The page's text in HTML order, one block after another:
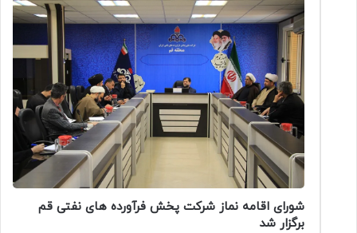
شورای اقامه نماز شرکت پخش فرآورده های نفتی قم
برگزار شد